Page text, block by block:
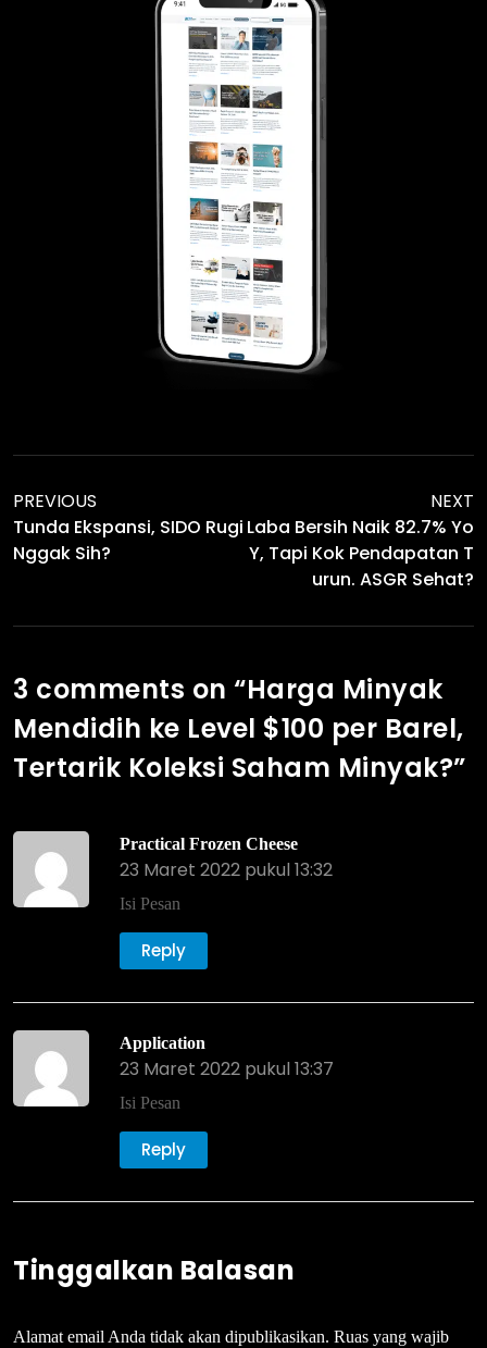
PREVIOUS
Tunda Ekspansi, SIDO Rugi
Nggak Sih?
NEXT
Laba Bersih Naik 82.7% Yo
Y, Tapi Kok Pendapatan T
Urun. ASGR Sehat?
3 comments on “Harga Minyak
Mendidih ke Level $100 per Barel,
Tertarik Koleksi Saham Minyak?”
Practical Frozen Cheese
23 Maret 2022 pukul 13:32
Isi Pesan
Reply
Application
23 Maret 2022 pukul 13:37
Isi Pesan
Reply
Tinggalkan Balasan
Alamat email Anda tidak akan dipublikasikan. Ruas yang wajib